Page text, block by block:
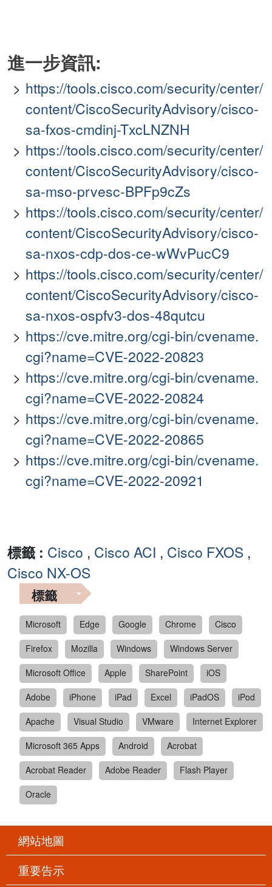
進一步資訊:
https://tools.cisco.com/security/center/
content/CiscoSecurityAdvisory/cisco-
sa-fxos-cmdinj-TxcLNZNH
https://tools.cisco.com/security/center/
content/CiscoSecurityAdvisory/cisco-
sa-mso-prvesc-BPFp9cZs
https://tools.cisco.com/security/center/
content/CiscoSecurityAdvisory/cisco-
sa-nxos-cdp-dos-ce-wWvPucC9
https://tools.cisco.com/security/center/
content/CiscoSecurityAdvisory/cisco-
sa-nxos-ospfv3-dos-48qutcu
https://cve.mitre.org/cgi-bin/cvename.
cgi?name=CVE-2022-20823
https://cve.mitre.org/cgi-bin/cvename.
cgi?name=CVE-2022-20824
https://cve.mitre.org/cgi-bin/cvename.
cgi?name=CVE-2022-20865
https://cve.mitre.org/cgi-bin/cvename.
cgi?name=CVE-2022-20921
標籤 : Cisco , Cisco ACI , Cisco FXOS ,
Cisco NX-OS
標籤
Microsoft Edge Google Chrome
Cisco
Firefox
Mozilla Windows
Windows Server
Microsoft Office
Apple SharePoint
iOS
Adobe
iPhone iPad Excel iPadOS
iPod
Apache
Visual Studio VMware
Internet Explorer
Microsoft 365 Apps
Android
Acrobat
Acrobat Reader
Adobe Reader
Flash Player
Oracle
網站地圖
重要告示